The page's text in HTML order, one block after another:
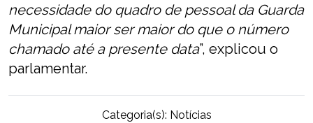
necessidade do quadro de pessoal da Guarda
Municipal maior ser maior do que o número
chamado até a presente data”, explicou o
parlamentar.
Categoria(s): Notícias